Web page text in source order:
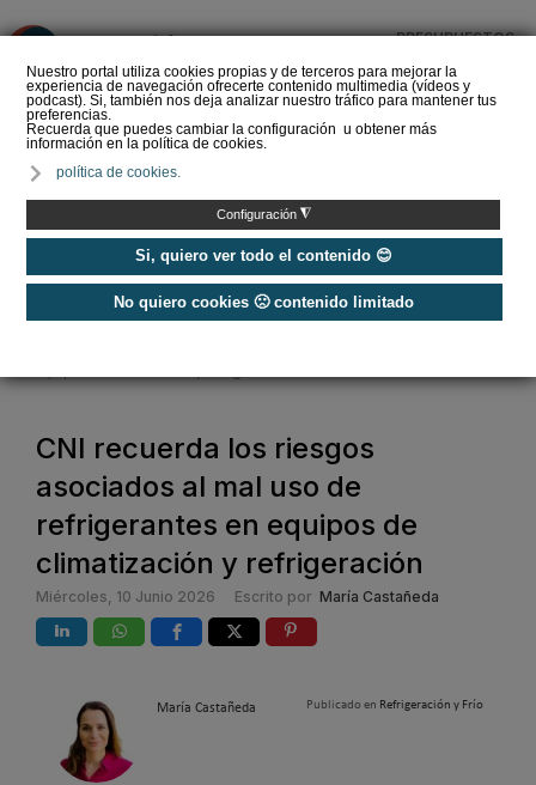
Nuestro portal utiliza cookies propias y de terceros para mejorar la
experiencia de navegación ofrecerte contenido multimedia (vídeos y
podcast). Si, también nos deja analizar nuestro tráfico para mantener tus
preferencias.
Recuerda que puedes cambiar la configuración u obtener más
información en la política de cookies.
política de cookies.
Configuración ◮
Si, quiero ver todo el contenido 😊
No quiero cookies 🙁 contenido limitado
PRESUPUESTOS
rendimiento energético
Refrigeración
/
CNI recuerda los riesgos
asociados al mal uso de
refrigerantes en equipos de
climatización y refrigeración
Miércoles, 10 Junio 2026 Escrito por María Castañeda
María Castañeda Publicado en Refrigeración y Frío